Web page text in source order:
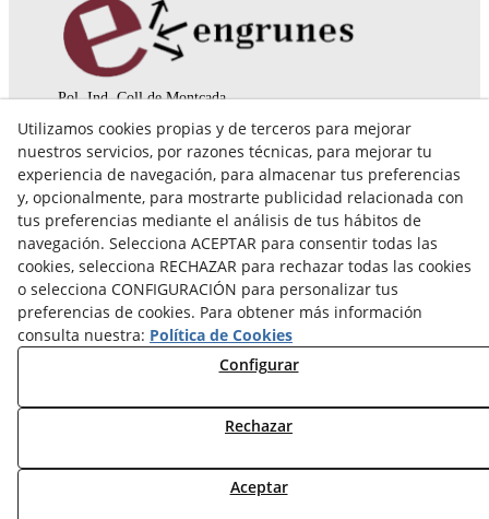
Pol. Ind. Coll de Montcada
08110 Montcada i Reixac (Barcelona)
935 829 999
engrunes@engrunes.org
© 08/2026 FUNDACIÓ PRIVADA ENGRUNES - Todos los
derechos reservados.
Utilizamos cookies propias y de terceros para mejorar
nuestros servicios, por razones técnicas, para mejorar tu
experiencia de navegación, para almacenar tus preferencias
y, opcionalmente, para mostrarte publicidad relacionada con
tus preferencias mediante el análisis de tus hábitos de
navegación. Selecciona ACEPTAR para consentir todas las
cookies, selecciona RECHAZAR para rechazar todas las cookies
o selecciona CONFIGURACIÓN para personalizar tus
preferencias de cookies. Para obtener más información
consulta nuestra: Política de Cookies
Configurar
Rechazar
Aceptar